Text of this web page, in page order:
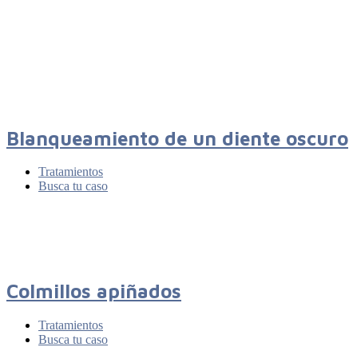
Blanqueamiento de un diente oscuro
Tratamientos
Busca tu caso
Colmillos apiñados
Tratamientos
Busca tu caso